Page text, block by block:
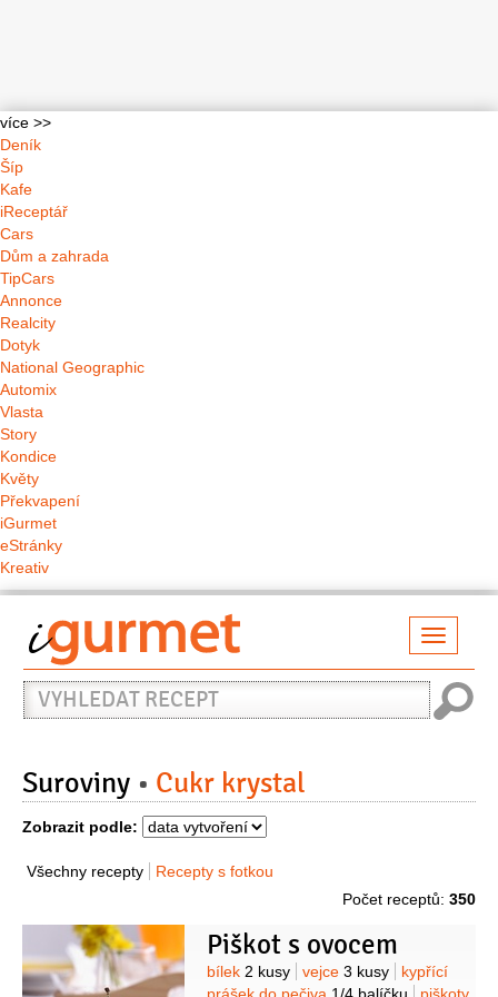
více >>
Deník
Šíp
Kafe
iReceptář
Cars
Dům a zahrada
TipCars
Annonce
Realcity
Dotyk
National Geographic
Automix
Vlasta
Story
Kondice
Květy
Překvapení
iGurmet
eStránky
Kreativ
Vyhledat
recept
Suroviny Cukr krystal
Zobrazit podle:
Všechny recepty
Recepty s fotkou
Počet receptů: 350
Piškot s ovocem
Suroviny
bílek 2 kusy vejce 3 kusy
kypřící